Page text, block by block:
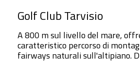
Golf Club Tarvisio
A 800 m sul livello del mare,
caratteristico percorso di
fairways naturali sull'altipiano.